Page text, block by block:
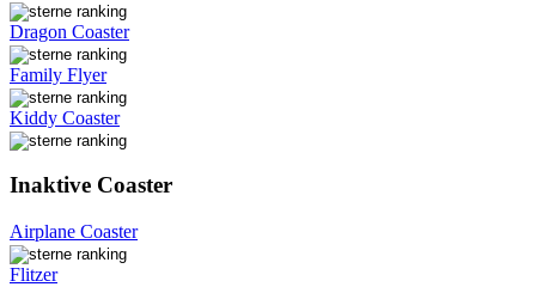
Dragon Coaster
Family Flyer
Kiddy Coaster
Inaktive Coaster
Airplane Coaster
Flitzer